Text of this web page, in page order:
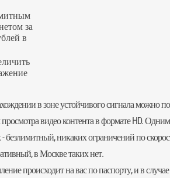
в зоне устойчивого сигнала можно
видео контента в формате HD.
безлимитный, никаких ограничений по
в Москве таких нет.
происходит на вас по паспорту, и в